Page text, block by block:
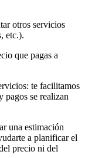
otros servicios
etc.).
que pagas a
te facilitamos
pagos se realizan
una estimación
a planificar el
precio ni del